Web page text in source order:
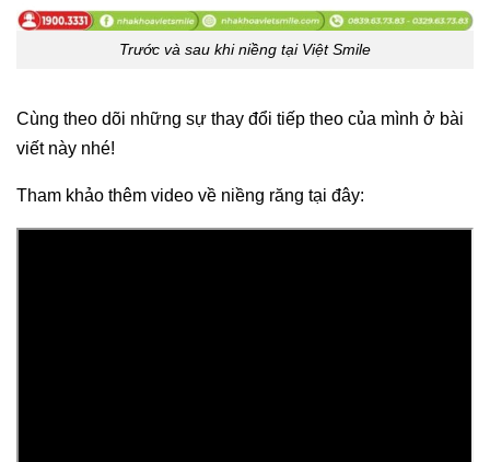
Trước và sau khi niềng tại Việt Smile
Cùng theo dõi những sự thay đổi tiếp theo của mình ở bài
viết này nhé!
Tham khảo thêm video về niềng răng tại đây: